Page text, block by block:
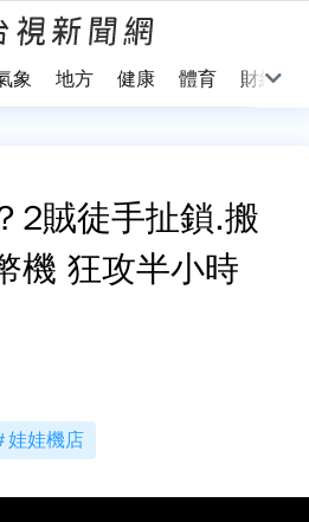
象 地方 健康 體育 財經
2賊徒手扯鎖.搬
機 狂攻半小時
娃娃機店